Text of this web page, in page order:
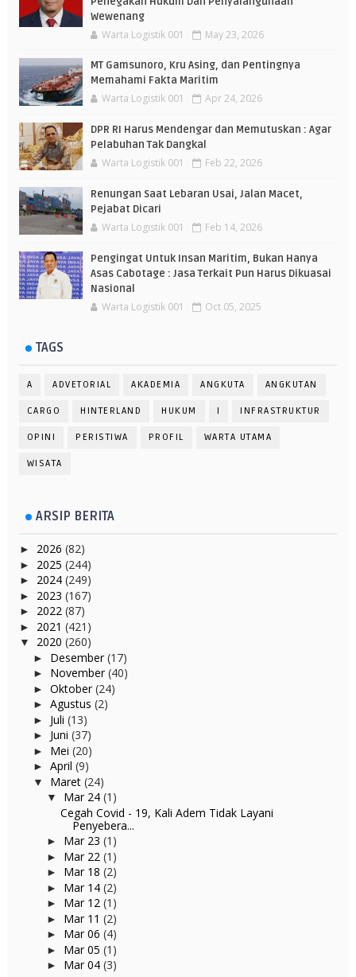
Wewenang
Warta Logistik 001 May 23, 2026
MT Gamsunoro, Kru Asing, dan Pentingnya
Memahami Fakta Maritim
Warta Logistik 001 Apr 24, 2026
DPR RI Harus Mendengar dan Memutuskan : Agar
Pelabuhan Tak Dangkal
Warta Logistik 001 Feb 22, 2026
Renungan Saat Lebaran Usai, Jalan Macet,
Pejabat Dicari
Warta Logistik 001 Feb 14, 2026
Pengingat Untuk Insan Maritim, Bukan Hanya
Asas Cabotage : Jasa Terkait Pun Harus Dikuasai
Nasional
Warta Logistik 001 Oct 05, 2025
TAGS
A ADVETORIAL AKADEMIA ANGKUTA ANGKUTAN
CARGO HINTERLAND HUKUM I INFRASTRUKTUR
OPINI PERISTIWA PROFIL WARTA UTAMA
WISATA
ARSIP BERITA
► 2026 (82)
► 2025 (244)
► 2024 (249)
► 2023 (167)
► 2022 (87)
► 2021 (421)
▼ 2020 (260)
► Desember(17)
► November(40)
► Oktober(24)
► Agustus (2)
► Juli (13)
► Juni (37)
► Mei (20)
► April (9)
▼ Maret (24)
▼ Mar 24 (1)
Cegah Covid - 19, Kali Adem Tidak Layani
Penyebera...
► Mar 23 (1)
► Mar 22 (1)
► Mar 18 (2)
► Mar 14 (2)
► Mar 12 (1)
► Mar 11 (2)
► Mar 06 (4)
► Mar 05 (1)
► Mar 04 (3)